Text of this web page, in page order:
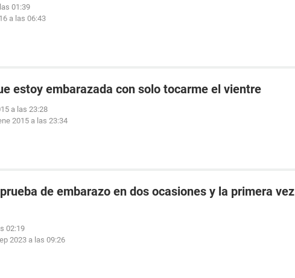
01:39
a las 06:43
estoy embarazada con solo tocarme el vientre
a las 23:28
2015 a las 23:34
de embarazo en dos ocasiones y la primera vez
02:19
2023 a las 09:26